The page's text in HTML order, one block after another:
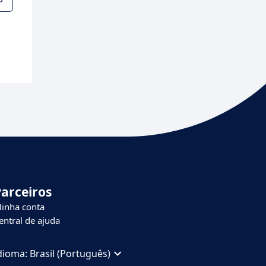
conta
de ajuda
Brasil (Português)